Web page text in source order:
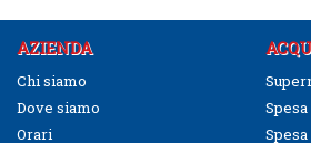
AZIENDA
Chi siamo
Dove siamo
Orari
Spesa